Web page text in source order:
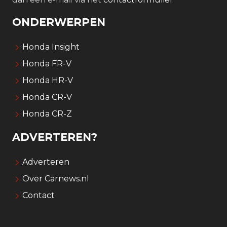
ONDERWERPEN
Honda Insight
Honda FR-V
Honda HR-V
Honda CR-V
Honda CR-Z
ADVERTEREN?
Adverteren
Over Carnews.nl
Contact